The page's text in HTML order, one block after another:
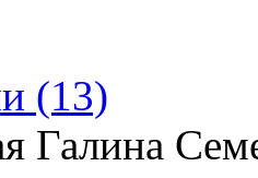
(13)
Галина